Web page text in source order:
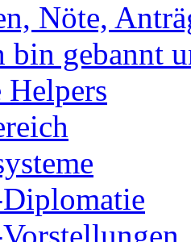
Nöte,
bin gebannt